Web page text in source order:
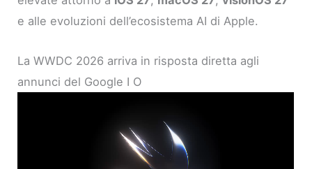
e alle evoluzioni dell’ecosistema AI di Apple.
La WWDC 2026 arriva in risposta diretta agli
annunci del Google I O